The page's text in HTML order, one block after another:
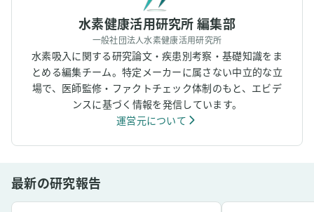
水素健康活用研究所 編集部
一般社団法人水素健康活用研究所
水素吸入に関する研究論文・疾患別考察・基礎知識をま
とめる編集チーム。特定メーカーに属さない中立的な立
場で、医師監修・ファクトチェック体制のもと、エビデ
ンスに基づく情報を発信しています。
運営元について
最新の研究報告